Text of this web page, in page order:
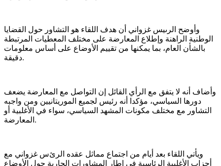
وأوضح الرىيس غزواني أن هدف اللقاء هو التشاور حول القضايا
الوطنية الراهنة وإطلاع المعارضة على مختلف المعطيات المرتبطة
بالشأن العام، بما يمكنها من تقييم الأوضاع على أساس معلومات
دقيقة.
وأضاف أنه لا يتفق مع الرأي القائل إن التواصل مع المعارضة يضعف
دورها السياسي، مؤكدا أنه رئيس لجميع الموريتانيين ومن واجبه
التشاور مع مختلف مكونات المشهد السياسي، سواء في الأغلبية أو
المعارضة.
ويأتي اللقاء بعد أيام من اجتماع مماثل عقده الرﺉس غزواني مع
أحزاب الأغلبية الرئاسية في إطار المشاورات الجارية حول الأوضاع